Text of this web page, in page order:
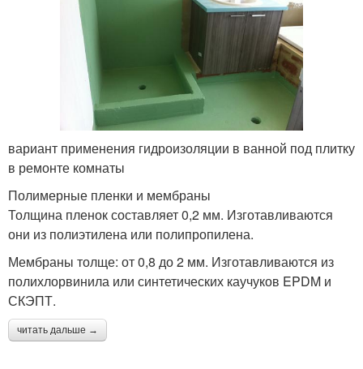
вариант применения гидроизоляции в ванной под плитку
в ремонте комнаты
Полимерные пленки и мембраны
Толщина пленок составляет 0,2 мм. Изготавливаются
они из полиэтилена или полипропилена.
Мембраны толще: от 0,8 до 2 мм. Изготавливаются из
полихлорвинила или синтетических каучуков EPDM и
СКЭПТ.
читать дальше →